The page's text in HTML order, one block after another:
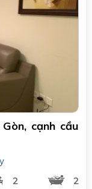
cạnh cầu
2
2